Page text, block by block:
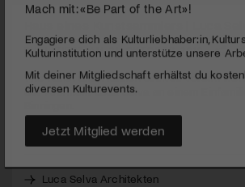
seconds
PUBLIZIERT AM 21. OKTOBER 2010
Wie Kunst und Wohnen sinnvoll vereint
der Architekt Luca Selva an einem
MEHR
Luca Selva Architekten
Engagiere dich als Kulturliebhaber:in,
Mit deiner Mitgliedschaft erhältst du
Jetzt Mitglied werden